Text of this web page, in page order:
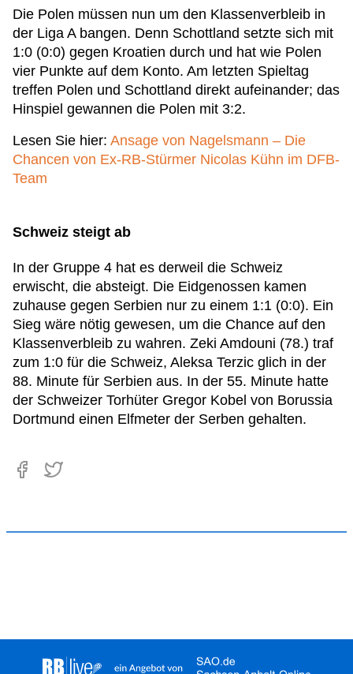
Die Polen müssen nun um den Klassenverbleib in
der Liga A bangen. Denn Schottland setzte sich mit
1:0 (0:0) gegen Kroatien durch und hat wie Polen
vier Punkte auf dem Konto. Am letzten Spieltag
treffen Polen und Schottland direkt aufeinander; das
Hinspiel gewannen die Polen mit 3:2.
Lesen Sie hier: Ansage von Nagelsmann – Die
Chancen von Ex-RB-Stürmer Nicolas Kühn im DFB-
Team
Schweiz steigt ab
In der Gruppe 4 hat es derweil die Schweiz
erwischt, die absteigt. Die Eidgenossen kamen
zuhause gegen Serbien nur zu einem 1:1 (0:0). Ein
Sieg wäre nötig gewesen, um die Chance auf den
Klassenverbleib zu wahren. Zeki Amdouni (78.) traf
zum 1:0 für die Schweiz, Aleksa Terzic glich in der
88. Minute für Serbien aus. In der 55. Minute hatte
der Schweizer Torhüter Gregor Kobel von Borussia
Dortmund einen Elfmeter der Serben gehalten.